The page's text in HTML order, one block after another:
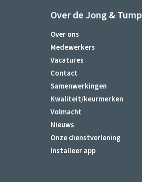
Over de Jong & Tump
Over ons
Medewerkers
Vacatures
Contact
Samenwerkingen
Kwaliteit/keurmerken
Volmacht
Nieuws
Onze dienstverlening
Installeer app